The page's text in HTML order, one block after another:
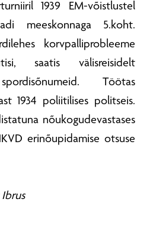
1939 EM-võistlustel
meeskonnaga 5.koht.
korvpalliprobleeme
saatis välisreisidelt
Töötas
1934 poliitilises politseis.
nõukogudevastases
erinõupidamise otsuse